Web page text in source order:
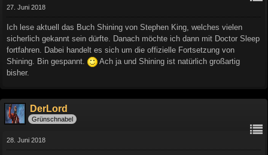
27. Juni 2018
Ich lese aktuell das Buch Shining von Stephen King, welches vielen
sicherlich gekannt sein dürfte. Danach möchte ich dann mit Doctor Sleep
fortfahren. Dabei handelt es sich um die offizielle Fortsetzung von
Shining. Bin gespannt.
Ach ja und Shining ist natürlich großartig
bisher.
DerLord
Grünschnabel
28. Juni 2018